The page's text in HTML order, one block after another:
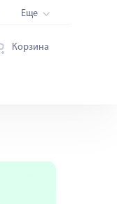
Еще
Корзина